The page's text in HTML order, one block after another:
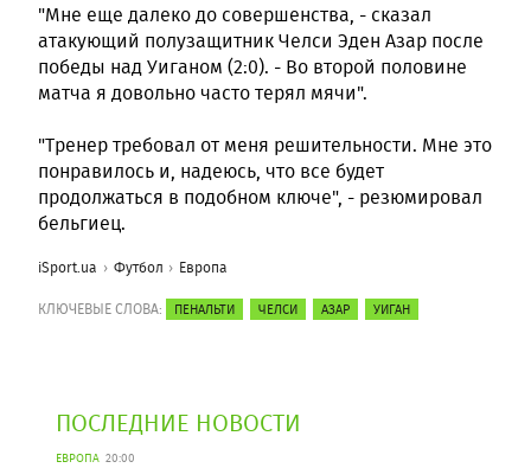
"Мне еще далеко до совершенства, - сказал
атакующий полузащитник Челси Эден Азар после
победы над Уиганом (2:0). - Во второй половине
матча я довольно часто терял мячи".
"Тренер требовал от меня решительности. Мне это
понравилось и, надеюсь, что все будет
продолжаться в подобном ключе", - резюмировал
бельгиец.
iSport.ua Футбол Европа
КЛЮЧЕВЫЕ СЛОВА: ПЕНАЛЬТИ ЧЕЛСИ АЗАР УИГАН
ПОСЛЕДНИЕ НОВОСТИ
ЕВРОПА 20:00